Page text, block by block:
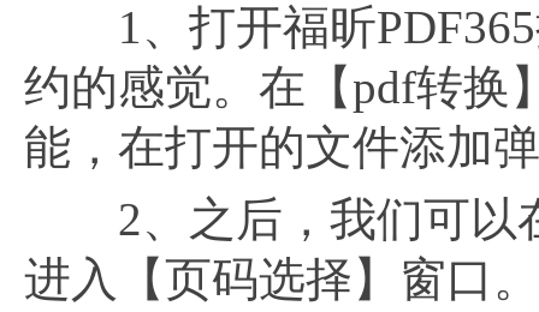
1、打开福昕PDF365
约的感觉。在【pdf转换
能，在打开的文件添加
2、之后，我们可以
进入【页码选择】窗口